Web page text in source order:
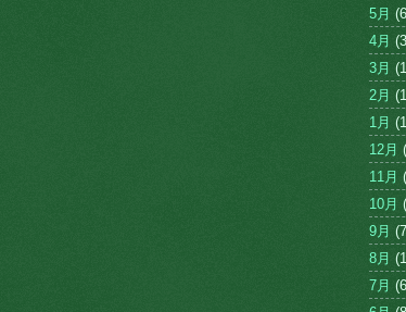
5月
4月
3月
2月
1月
12月
11月
10月
9月
8月
7月